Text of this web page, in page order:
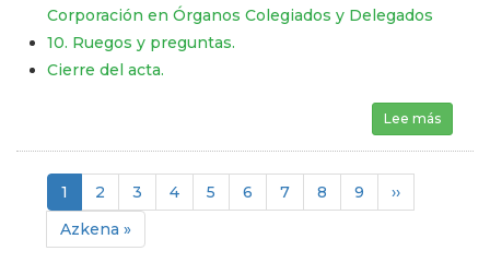
Corporación en Órganos Colegiados y Delegados
10. Ruegos y preguntas.
Cierre del acta.
Lee más
Paginación
Página
actual
1 Página
2 Página
3 Página
4 Página
5 Página
6 Página
7 Página
8 Página
9
Siguiente
página
››
Última
página
Azkena »